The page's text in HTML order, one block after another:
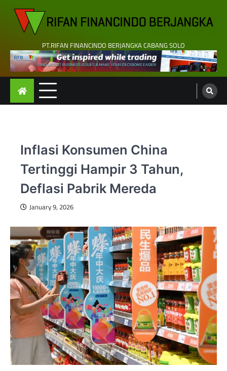
content
PT.RIFAN FINANCINDO BERJANGKA CABANG SOLO
Inflasi Konsumen China
Tertinggi Hampir 3 Tahun,
Deflasi Pabrik Mereda
January 9, 2026